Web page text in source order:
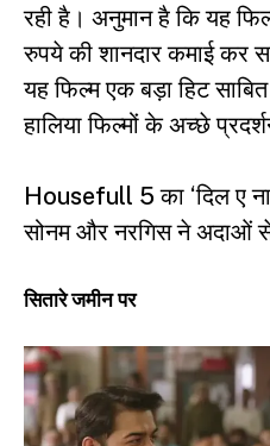
रही है। अनुमान है कि यह
रुपये की शानदार कमाई कर
यह फिल्म एक बड़ा हिट
हालिया फिल्मों के अच्छे
Housefull 5 का ‘दिल ए
सोनम और नरगिस ने अदाओं
सितारे जमीन पर